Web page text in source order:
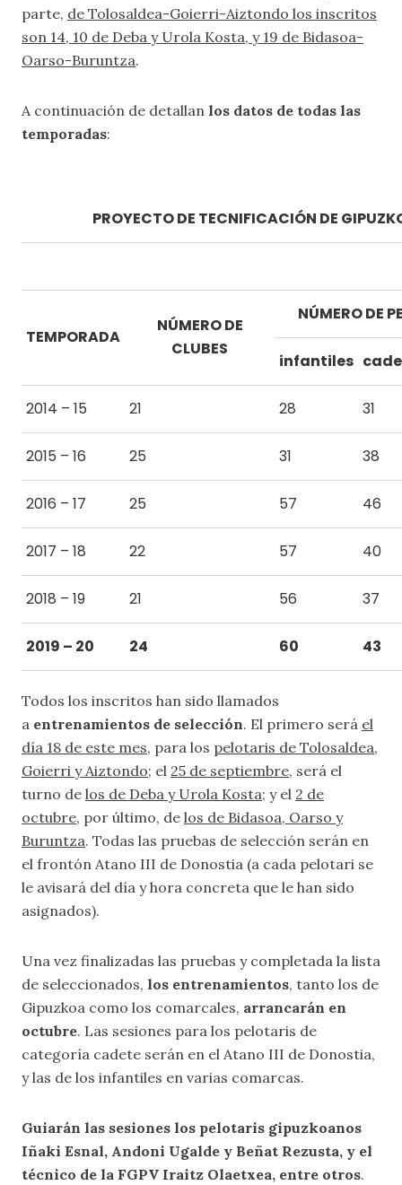
parte, de Tolosaldea-Goierri-Aiztondo los inscritos
son 14, 10 de Deba y Urola Kosta, y 19 de Bidasoa-
Oarso-Buruntza.
A continuación de detallan los datos de todas las
temporadas:
PROYECTO DE TECNIFICACIÓN DE
TEMPORADA
NÚMERO DE
CLUBES
NÚMERO DE
infantiles
2014 – 15 21 28 31
2015 – 16 25 31 38
2016 – 17 25 57 46
2017 – 18 22 57 40
2018 – 19 21 56 37
2019 – 20 24 60 43
Todos los inscritos han sido llamados
a entrenamientos de selección. El primero será el
día 18 de este mes, para los pelotaris de Tolosaldea,
Goierri y Aiztondo; el 25 de septiembre, será el
turno de los de Deba y Urola Kosta; y el 2 de
octubre, por último, de los de Bidasoa, Oarso y
Buruntza. Todas las pruebas de selección serán en
el frontón Atano III de Donostia (a cada pelotari se
le avisará del día y hora concreta que le han sido
asignados).
Una vez finalizadas las pruebas y completada la lista
de seleccionados, los entrenamientos, tanto los de
Gipuzkoa como los comarcales, arrancarán en
octubre. Las sesiones para los pelotaris de
categoría cadete serán en el Atano III de Donostia,
y las de los infantiles en varias comarcas.
Guiarán las sesiones los pelotaris gipuzkoanos
Iñaki Esnal, Andoni Ugalde y Beñat Rezusta, y el
técnico de la FGPV Iraitz Olaetxea, entre otros.